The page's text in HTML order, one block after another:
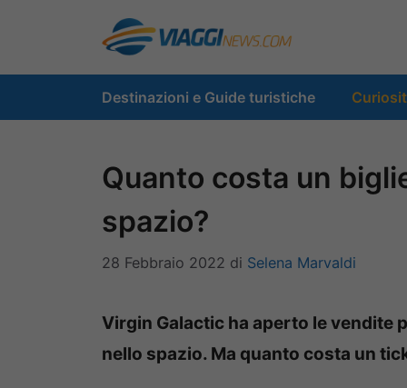
contenuto
Destinazioni e Guide turistiche
Quanto costa un
spazio?
28 Febbraio 2022 di Selena Marvaldi
Virgin Galactic ha aperto le vendite
nello spazio. Ma quanto costa un